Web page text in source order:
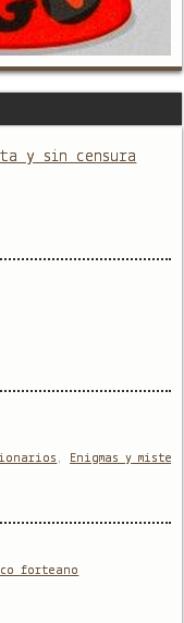
y sin censura
,
Enigmas y
forteano